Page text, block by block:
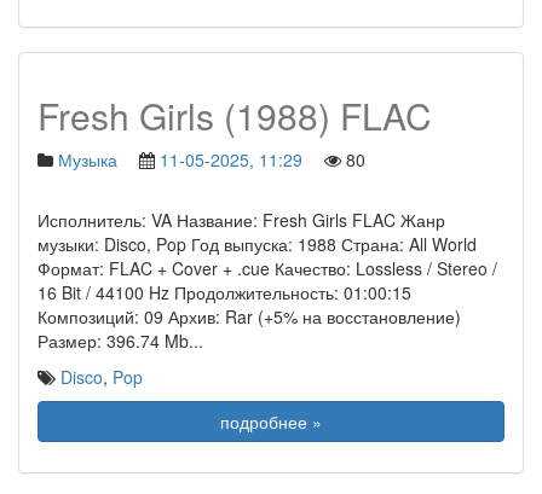
Fresh Girls (1988) FLAC
Музыка 11-05-2025, 11:29 80
Исполнитель: VA Название: Fresh Girls FLAC Жанр
музыки: Disco, Pop Год выпуска: 1988 Страна: All World
Формат: FLAC + Cover + .cue Качество: Lossless / Stereo /
16 Bit / 44100 Hz Продолжительность: 01:00:15
Композиций: 09 Архив: Rar (+5% на восстановление)
Размер: 396.74 Mb...
Disco, Pop
подробнее »